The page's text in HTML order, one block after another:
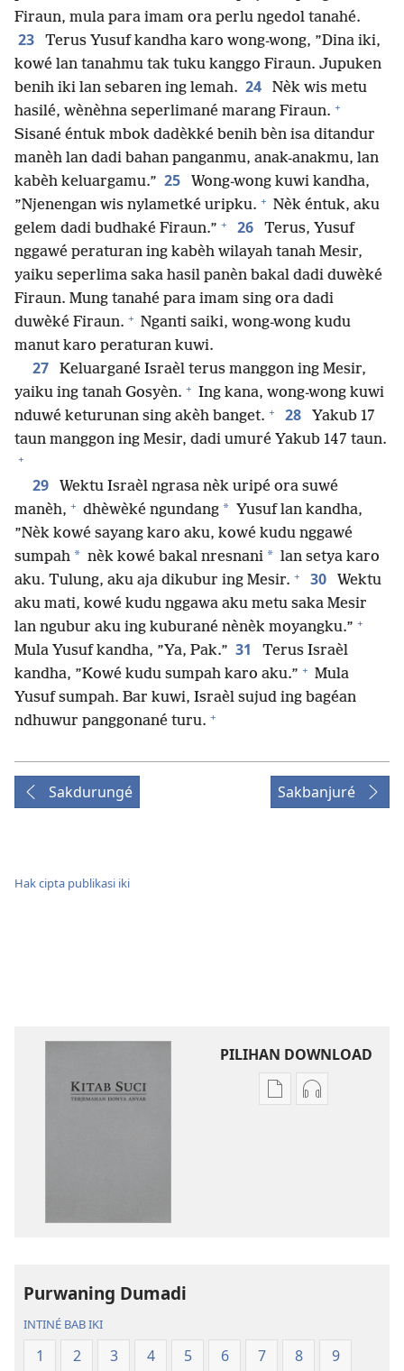
Firaun, mula para imam ora perlu ngedol tanahé.
23
Terus Yusuf kandha karo wong-wong, ”Dina iki,
kowé lan tanahmu tak tuku kanggo Firaun. Jupuken
benih iki lan sebaren ing lemah. 24
Nèk wis metu
hasilé, wènèhna seperlimané marang Firaun. +
Sisané éntuk mbok dadèkké benih bèn isa ditandur
manèh lan dadi bahan panganmu, anak-anakmu, lan
kabèh keluargamu.” 25
Wong-wong kuwi kandha,
”Njenengan wis nylametké uripku. + Nèk éntuk, aku
gelem dadi budhaké Firaun.” + 26
Terus, Yusuf
nggawé peraturan ing kabèh wilayah tanah Mesir,
yaiku seperlima saka hasil panèn bakal dadi duwèké
Firaun. Mung tanahé para imam sing ora dadi
duwèké Firaun. + Nganti saiki, wong-wong kudu
manut karo peraturan kuwi.
27
Keluargané Israèl terus manggon ing Mesir,
yaiku ing tanah Gosyèn. + Ing kana, wong-wong kuwi
nduwé keturunan sing akèh banget. + 28
Yakub 17
taun manggon ing Mesir, dadi umuré Yakub 147 taun.
+
29
Wektu Israèl ngrasa nèk uripé ora suwé
manèh, + dhèwèké ngundang * Yusuf lan kandha,
”Nèk kowé sayang karo aku, kowé kudu nggawé
sumpah * nèk kowé bakal nresnani * lan setya karo
aku. Tulung, aku aja dikubur ing Mesir. + 30
Wektu
aku mati, kowé kudu nggawa aku metu saka Mesir
lan ngubur aku ing kuburané nènèk moyangku.” +
Mula Yusuf kandha, ”Ya, Pak.” 31
Terus Israèl
kandha, ”Kowé kudu sumpah karo aku.” + Mula
Yusuf sumpah. Bar kuwi, Israèl sujud ing bagéan
ndhuwur panggonané turu. +
Sakdurungé Sakbanjuré
Hak cipta publikasi iki
PILIHAN DOWNLOAD
PilihanPilihan
Purwaning Dumadi
INTINÉ BAB IKI
1 2 3 4 5 6 7 8
9